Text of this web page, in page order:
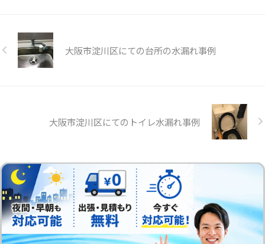
大阪市淀川区にての台所の水漏れ事例
大阪市淀川区にてのトイレ水漏れ事例